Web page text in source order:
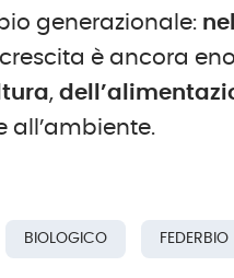
generazionale:
è ancora
,
all’ambiente.
BIOLOGICO FEDERBIO